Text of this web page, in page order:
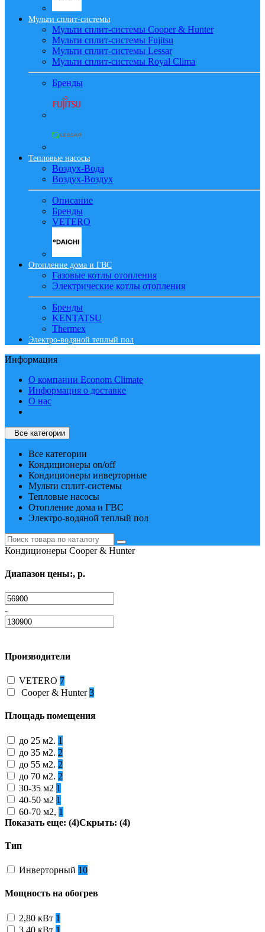
Мульти сплит-системы
Мульти сплит-системы Cooper & Hunter
Мульти сплит-системы Fujitsu
Мульти сплит-системы Lessar
Мульти сплит-системы Royal Clima
Бренды
Тепловые насосы
Воздух-Вода
Воздух-Воздух
Описание
Бренды
VETERO
Отопление дома и ГВС
Газовые котлы отопления
Электрические котлы отопления
Бренды
KENTATSU
Thermex
Электро-водяной теплый пол
Информация
О компании Econom Climate
Информация о доставке
О нас
Все категории
Все категории
Кондиционеры on/off
Кондиционеры инверторные
Мульти сплит-системы
Тепловые насосы
Отопление дома и ГВС
Электро-водяной теплый пол
Кондиционеры Cooper & Hunter
Диапазон цены:, р.
-
Производители
VETERO 7
Cooper & Hunter3
Площадь помещения
до 25 м2. 1
до 35 м2. 2
до 55 м2. 2
до 70 м2. 2
30-35 м2 1
40-50 м2 1
60-70 м2, 1
Показать еще: (4)Скрыть: (4)
Тип
Инверторный 10
Мощность на обогрев
2,80 кВт 1
3,40 кВт 1